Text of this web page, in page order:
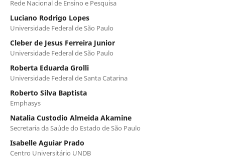
Rede Nacional de Ensino e Pesquisa
Luciano Rodrigo Lopes
Universidade Federal de São Paulo
Cleber de Jesus Ferreira Junior
Universidade Federal de São Paulo
Roberta Eduarda Grolli
Universidade Federal de Santa Catarina
Roberto Silva Baptista
Emphasys
Natalia Custodio Almeida Akamine
Secretaria da Saúde do Estado de São Paulo
Isabelle Aguiar Prado
Centro Universitário UNDB